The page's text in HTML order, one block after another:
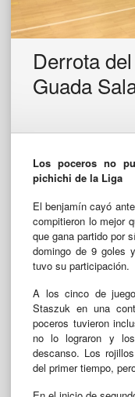
Derrota
Guada
Los poceros no
pichichi de la Liga
El benjamín cayó
compitieron lo mejor
que gana partido por
domingo de 9 goles
tuvo su participación.
A los cinco de
Staszuk en una
poceros tuvieron
no lo lograron y
descanso. Los
del primer tiempo,